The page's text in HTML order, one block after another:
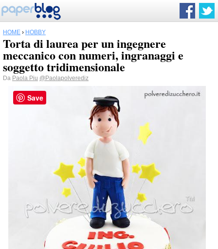
HOME › HOBBY
Torta di laurea per un ingegnere
meccanico con numeri, ingranaggi e
soggetto tridimensionale
Da Paola Piu @Paolapolverediz
Save